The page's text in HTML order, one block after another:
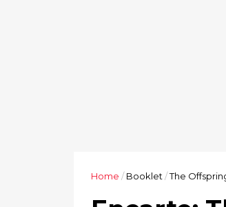
Home / Booklet /The